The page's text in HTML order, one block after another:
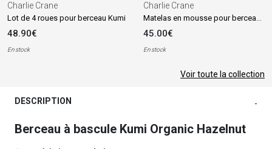
Charlie Crane
Lot de 4 roues pour berceau Kumi
48.90€
En stock
Charlie Crane
45.00€
En stock
Voir toute la collection
DESCRIPTION -
Berceau à bascule Kumi Organic Hazelnut